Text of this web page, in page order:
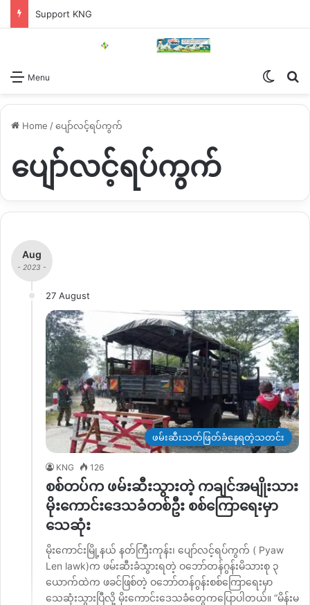
Support KNG
Menu
Home /ပျော်လင့်ရပ်ကွက်
ပျော်လင့်ရပ်ကွက်
Aug
- 2023 -
27 August
ဖမ်းဆီးသတ်ဖြတ်ခံနေရတဲ့သတင်း
KNG 126
စစ်တပ်က ဖမ်းဆီးသွားတဲ့ ကချင်အမျိုးသား
မိုးကောင်းဒေသခံတစ်ဦး စစ်ကြောရေးမှာ
သေဆုံး
မိုးကောင်းမြို့နယ် နတ်ကြီးကုန်း၊ ပျော်လင့်ရပ်ကွက် ( Pyaw
Len lawk)က ဖမ်းဆီးခံသွားရတဲ့ ဝဘော်တန်ဂွန်းမိသားစု ၃
ယောက်ထဲက ဖခင်ဖြစ်တဲ့ ဝဘော်တန်ဂွန်းစစ်ကြောရေးမှာ
သေဆုံးသွားပြီလို့ မိုးကောင်းဒေသခံတွေကပြောပါတယ်။ “မိန်းမ